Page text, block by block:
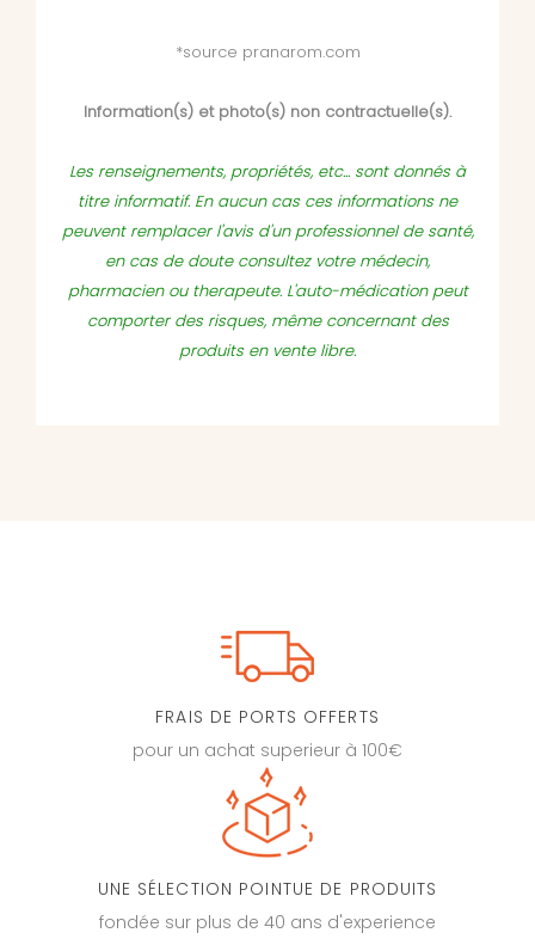
*source pranarom.com
Information(s) et photo(s) non contractuelle(s).
Les renseignements, propriétés, etc... sont donnés à
titre informatif. En aucun cas ces informations ne
peuvent remplacer l'avis d'un professionnel de santé,
en cas de doute consultez votre médecin,
pharmacien ou therapeute. L'auto-médication peut
comporter des risques, même concernant des
produits en vente libre.
FRAIS DE PORTS OFFERTS
pour un achat superieur à 100€
UNE SÉLECTION POINTUE DE PRODUITS
fondée sur plus de 40 ans d'experience